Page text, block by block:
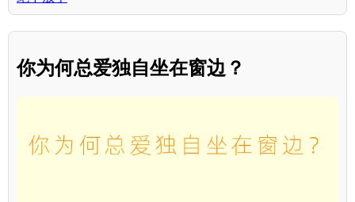
你为何总爱独自坐在窗边？